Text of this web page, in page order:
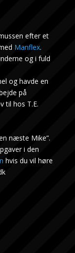
efter et
Manflex.
og i fuld
og havde en
på
til hos T.E.
næste Mike”.
i den
hvis du vil høre